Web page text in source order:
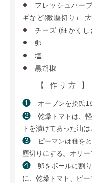
•
フレッシュハー
ギなど(微塵切り）
• チーズ (細かくし
• 卵
• 塩
• 黒胡椒
【 作り方 】
❶ オーブンを摂氏
❷
乾燥トマトは、
トを漬けてあった油は
❸
ピーマンは種を
塵切りにする。オリー
❹
卵をボールに割
に、乾燥トマト、ピ